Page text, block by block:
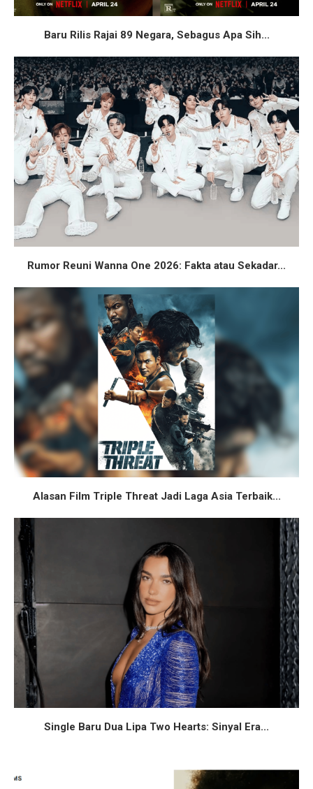
Baru Rilis Rajai 89 Negara, Sebagus Apa Sih...
Rumor Reuni Wanna One 2026: Fakta atau Sekadar...
Alasan Film Triple Threat Jadi Laga Asia Terbaik...
Single Baru Dua Lipa Two Hearts: Sinyal Era...